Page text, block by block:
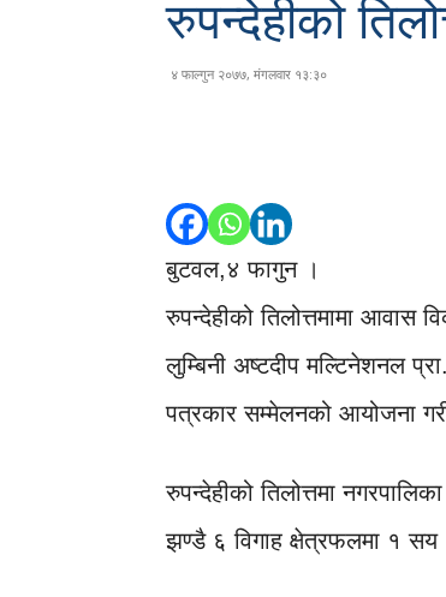
रुपन्देहीको
४ फाल्गुन २०७७, मंगलवार १३:३०
बुटवल,४ फागुन ।
रुपन्देहीको तिलोत्तमामा आवास
लुम्बिनी अष्टदीप मल्टिनेशनल
पत्रकार सम्मेलनको आयोजना गरी
रुपन्देहीको तिलोत्तमा
झण्डै ६ विगाह क्षेत्रफलमा १ सय